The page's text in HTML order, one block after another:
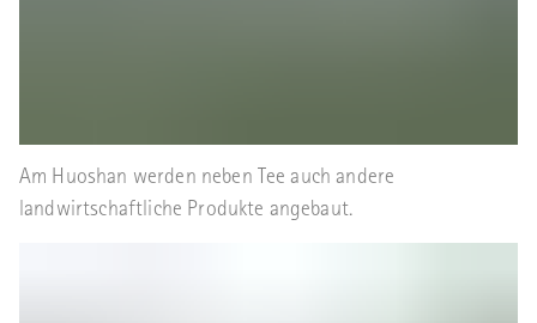
Am Huoshan werden neben Tee auch andere
landwirtschaftliche Produkte angebaut.